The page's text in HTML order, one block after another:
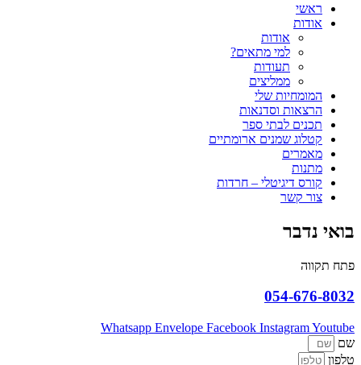
ראשי
אודות
אודות
למי מתאים?
תעודות
ממליצים
המומחיות שלי
הרצאות וסדנאות
תכנים לבתי ספר
קטלוג שמנים ארומתיים
מאמרים
מתנות
קורס דיגיטלי – חרדות
צור קשר
בואי נדבר
פתח תקווה
054-676-8032
Whatsapp Envelope Facebook InstagramYoutube
שם
טלפון